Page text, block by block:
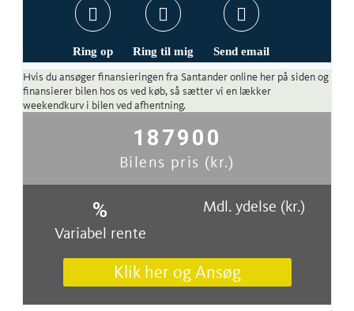
Ring op Ring til mig Send email
Hvis du ansøger finansieringen fra Santander online her på siden og
finansierer bilen hos os ved køb, så sætter vi en lækker
weekendkurv i bilen ved afhentning.
187900
Bilens pris (kr.)
%
Variabel rente
Mdl. ydelse (kr.)
Klik her og Ansøg